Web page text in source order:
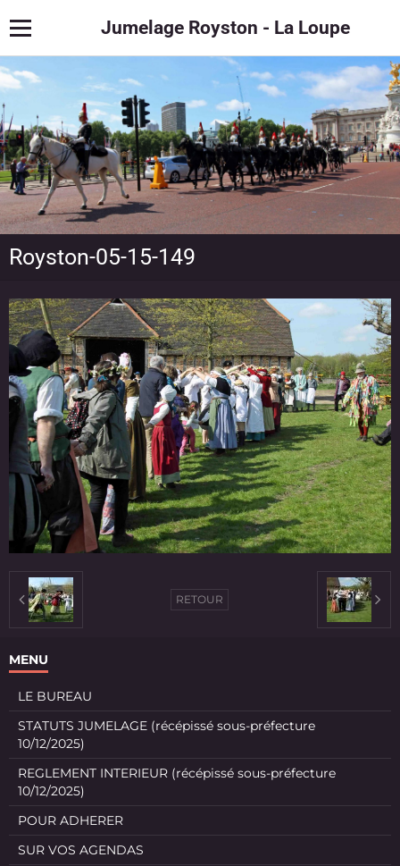
Jumelage Royston - La Loupe
Royston-05-15-149
RETOUR
MENU
LE BUREAU
STATUTS JUMELAGE (récépissé sous-préfecture
10/12/2025)
REGLEMENT INTERIEUR (récépissé sous-préfecture
10/12/2025)
POUR ADHERER
SUR VOS AGENDAS